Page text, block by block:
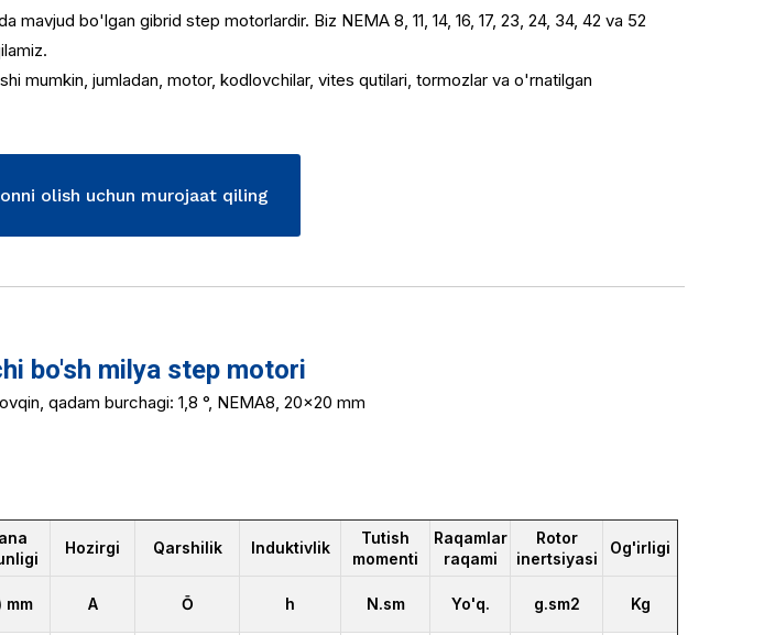
bo'lgan gibrid step motorlardir. Biz NEMA 8, 11, 14, 16, 17, 23, 24, 34, 42 va 52
mumkin, jumladan, motor, kodlovchilar, vites qutilari, tormozlar va o'rnatilgan
olish uchun murojaat qiling
bo'sh milya step motori
qadam burchagi: 1,8 °, NEMA8, 20x20 mm
Hozirgi Qarshilik Induktivlik
Tutish
momenti
Raqamlar
raqami
Rotor
inertsiyasi
Og'irligi
mm A Ō h N.sm Yo'q. g.sm2 Kg